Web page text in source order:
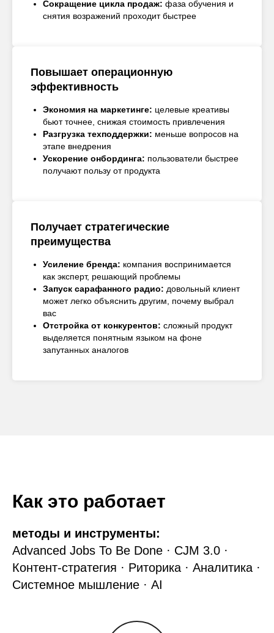
Сокращение цикла продаж: фаза обучения и
снятия возражений проходит быстрее
Повышает операционную
эффективность
Экономия на маркетинге: целевые креативы
бьют точнее, снижая стоимость привлечения
Разгрузка техподдержки: меньше вопросов на
этапе внедрения
Ускорение онбординга: пользователи быстрее
получают пользу от продукта
Получает стратегические
преимущества
Усиление бренда: компания воспринимается
как эксперт, решающий проблемы
Запуск сарафанного радио: довольный клиент
может легко объяснить другим, почему выбрал
вас
Отстройка от конкурентов: сложный продукт
выделяется понятным языком на фоне
запутанных аналогов
Как это работает
методы и инструменты:
Advanced Jobs To Be Done · CJM 3.0 ·
Контент-стратегия · Риторика · Аналитика ·
Системное мышление · AI